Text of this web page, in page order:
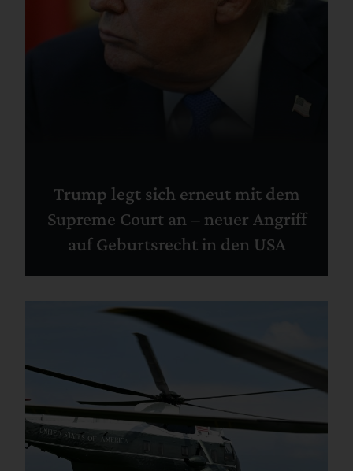
Trump legt sich erneut mit dem
Supreme Court an – neuer Angriff
auf Geburtsrecht in den USA